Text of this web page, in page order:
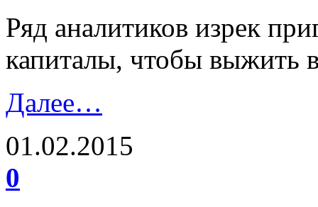
Ряд аналитиков изрек
капиталы, чтобы выжить
Далее…
01.02.2015
0